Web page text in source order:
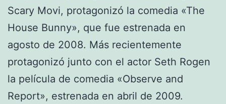
Scary Movi, protagonizó la comedia «The
House Bunny», que fue estrenada en
agosto de 2008. Más recientemente
protagonizó junto con el actor Seth Rogen
la película de comedia «Observe and
Report», estrenada en abril de 2009.